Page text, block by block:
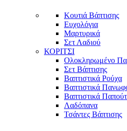
Κουτιά Βάπτισης
Ευχολόγια
Μαρτυρικά
Σετ Λαδιού
ΚΟΡΙΤΣΙ
Ολοκληρωμένο
Σετ Βάπτισης
Βαπτιστικά Ρούχα
Βαπτιστικά
Βαπτιστικά
Λαδόπανα
Τσάντες Βάπτισης